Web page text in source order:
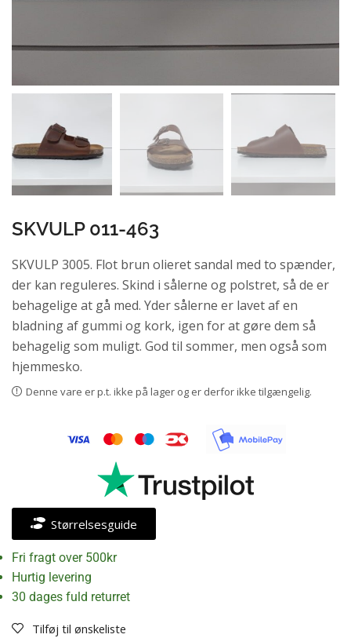
SKVULP 011-463
SKVULP 3005. Flot brun olieret sandal med to spænder,
der kan reguleres. Skind i sålerne og polstret, så de er
behagelige at gå med. Yder sålerne er lavet af en
bladning af gummi og kork, igen for at gøre dem så
behagelig som muligt. God til sommer, men også som
hjemmesko.
Denne vare er p.t. ikke på lager og er derfor ikke tilgængelig.
Størrelsesguide
Fri fragt over 500kr
Hurtig levering
30 dages fuld returret
Tilføj til ønskeliste